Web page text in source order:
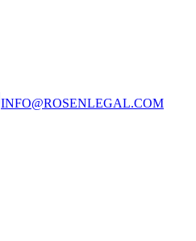
INFO@ROSENLEGAL.COM